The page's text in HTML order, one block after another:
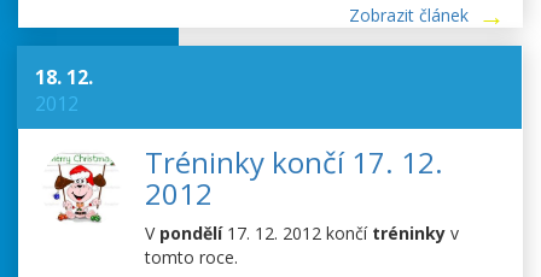
Zobrazit článek
18. 12.
2012
Tréninky končí 17. 12.
2012
V pondělí17. 12. 2012 končí tréninkyv
tomto roce.